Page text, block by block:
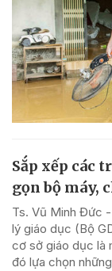
Sắp xếp các
gọn bộ máy,
Ts. Vũ Minh Đức
lý giáo dục (Bộ
cơ sở giáo dục là
đó lựa chọn